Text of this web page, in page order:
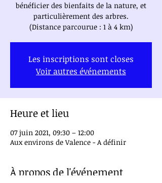
bénéficier des bienfaits de la nature, et
particulièrement des arbres.
(Distance parcourue : 1 à 4 km)
Les inscriptions sont closes
Voir autres événements
Heure et lieu
07 juin 2021, 09:30 – 12:00
Aux environs de Valence - A définir
À propos de l'événement